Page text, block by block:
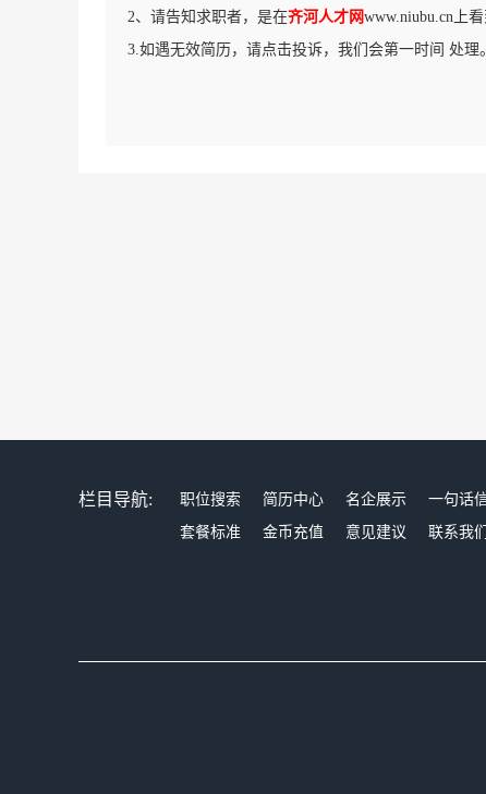
2、请告知求职者，是在齐河人才网www.niubu.cn上看
3.如遇无效简历，请点击投诉，我们会第一时间 处理
栏目导航: 职位搜索 简历中心 名企展示 一句话
套餐标准
金币充值 意见建议 联系我们